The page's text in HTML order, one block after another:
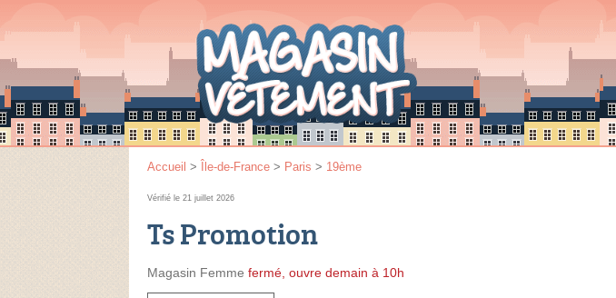
Accueil > Île-de-France > Paris > 19ème
Vérifié le 21 juillet 2026
Ts Promotion
Magasin Femme fermé, ouvre demain à 10h